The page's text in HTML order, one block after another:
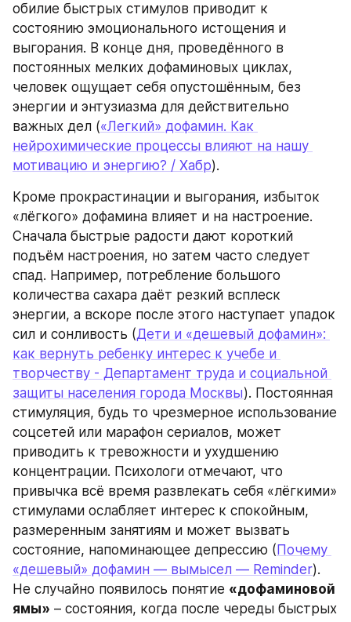
обилие быстрых стимулов приводит к
состоянию эмоционального истощения и
выгорания. В конце дня, проведённого в
постоянных мелких дофаминовых циклах,
человек ощущает себя опустошённым, без
энергии и энтузиазма для действительно
важных дел («Легкий» дофамин. Как
нейрохимические процессы влияют на нашу
мотивацию и энергию? / Хабр).
Кроме прокрастинации и выгорания, избыток
«лёгкого» дофамина влияет и на настроение.
Сначала быстрые радости дают короткий
подъём настроения, но затем часто следует
спад. Например, потребление большого
количества сахара даёт резкий всплеск
энергии, а вскоре после этого наступает упадок
сил и сонливость (Дети и «дешевый дофамин»:
как вернуть ребенку интерес к учебе и
творчеству - Департамент труда и социальной
защиты населения города Москвы). Постоянная
стимуляция, будь то чрезмерное использование
соцсетей или марафон сериалов, может
приводить к тревожности и ухудшению
концентрации. Психологи отмечают, что
привычка всё время развлекать себя «лёгкими»
стимулами ослабляет интерес к спокойным,
размеренным занятиям и может вызвать
состояние, напоминающее депрессию ( Почему
«дешевый» дофамин — вымысел — Reminder).
Не случайно появилось понятие «дофаминовой
ямы» – состояния, когда после череды быстрых